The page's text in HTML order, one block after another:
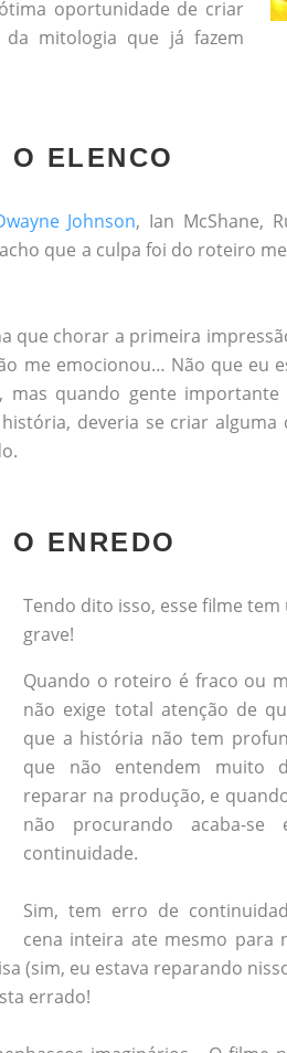
oportunidade de criar
da mitologia que já fazem
O ELENCO
Johnson, Ian McShane,
que a culpa foi do roteiro
que chorar a primeira
me emocionou… Não que eu
mas quando gente
deveria se criar alguma
ENREDO
Tendo dito isso, esse filme
grave!
Quando o roteiro é fraco ou
não exige total atenção de
que a história não tem
que não entendem muito
reparar na produção, e
não procurando acaba-se
continuidade.
Sim, tem erro de
cena inteira ate mesmo para
(sim, eu estava reparando
errado!